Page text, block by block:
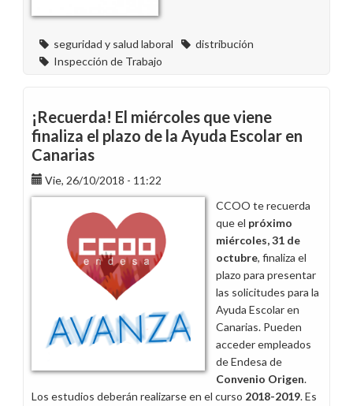
seguridad y salud laboral
distribución
Inspección de Trabajo
¡Recuerda! El miércoles que viene
finaliza el plazo de la Ayuda Escolar en
Canarias
Vie, 26/10/2018 - 11:22
CCOO te recuerda
que el próximo
miércoles, 31 de
octubre, finaliza el
plazo para presentar
las solicitudes para la
Ayuda Escolar en
Canarias. Pueden
acceder empleados
de Endesa de
Convenio Origen.
Los estudios deberán realizarse en el curso 2018-2019. Es